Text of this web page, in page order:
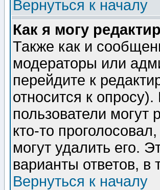
Вернуться к началу
Как я могу
Также как и
модераторы или
перейдите к
относится к
пользователи могут
кто-то
могут удалить его.
варианты ответов,
Вернуться к началу